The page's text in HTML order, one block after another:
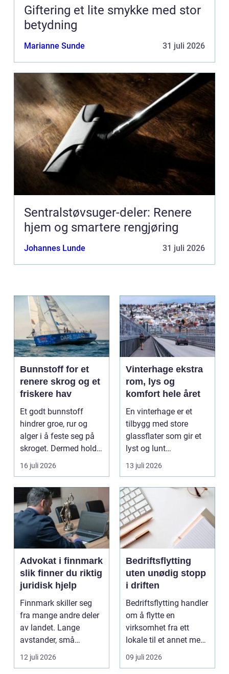
Giftering et lite smykke med stor
betydning
Marianne Sunde 31 juli 2026
Sentralstøvsuger-deler: Renere
hjem og smartere rengjøring
Johannes Lunde 31 juli 2026
Bunnstoff for et
renere skrog og et
friskere hav
Et godt bunnstoff
hindrer groe, rur og
alger i å feste seg på
skroget. Dermed holder
båten bedre far...
16 juli 2026
Vinterhage ekstra
rom, lys og
komfort hele året
En vinterhage er et
tilbygg med store
glassflater som gir et
lyst og lunt
oppholdsrom nær
hagen, ogs...
13 juli 2026
Advokat i finnmark
slik finner du riktig
juridisk hjelp
Finnmark skiller seg
fra mange andre deler
av landet. Lange
avstander, små
lokalsamfunn, sterk
tilkn...
12 juli 2026
Bedriftsflytting
uten unødig stopp
i driften
Bedriftsflytting handler
om å flytte en
virksomhet fra ett
lokale til et annet med
minst mulig...
09 juli 2026